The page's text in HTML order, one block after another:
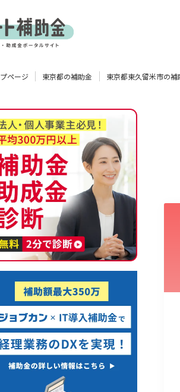
製造業 情報通信業 卸売･小売業
販路拡大 海外展開
ページ 東京都の補助金 東京都東久留米市の補